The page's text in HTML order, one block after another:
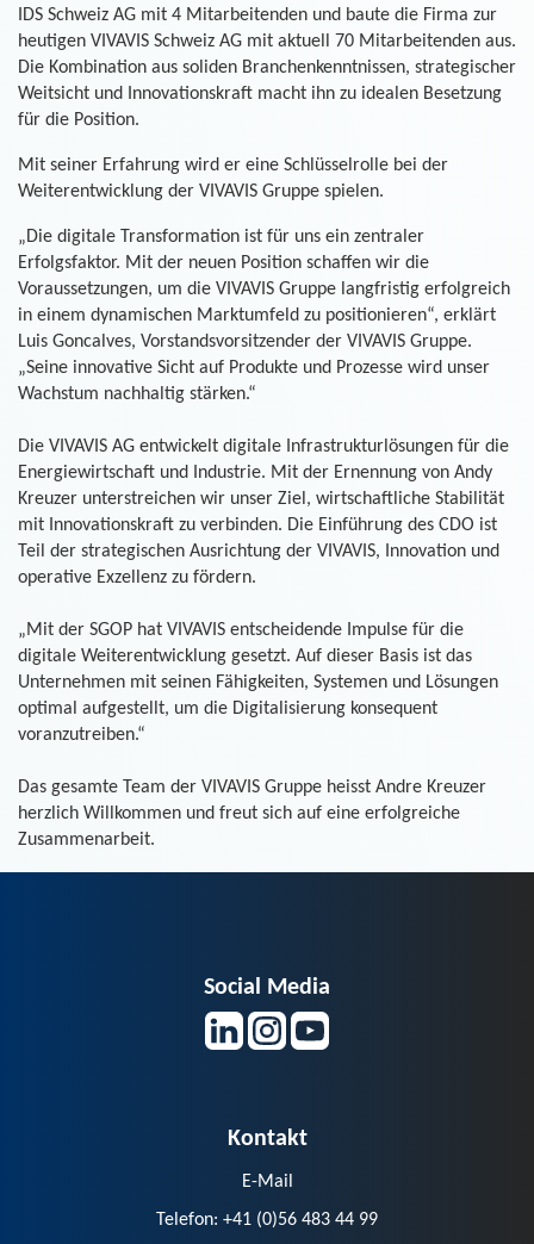
IDS Schweiz AG mit 4 Mitarbeitenden und baute die Firma zur
heutigen VIVAVIS Schweiz AG mit aktuell 70 Mitarbeitenden aus.
Die Kombination aus soliden Branchenkenntnissen, strategischer
Weitsicht und Innovationskraft macht ihn zu idealen Besetzung
für die Position.
Mit seiner Erfahrung wird er eine Schlüsselrolle bei der
Weiterentwicklung der VIVAVIS Gruppe spielen.
„Die digitale Transformation ist für uns ein zentraler
Erfolgsfaktor. Mit der neuen Position schaffen wir die
Voraussetzungen, um die VIVAVIS Gruppe langfristig erfolgreich
in einem dynamischen Marktumfeld zu positionieren“, erklärt
Luis Goncalves, Vorstandsvorsitzender der VIVAVIS Gruppe.
„Seine innovative Sicht auf Produkte und Prozesse wird unser
Wachstum nachhaltig stärken.“
Die VIVAVIS AG entwickelt digitale Infrastrukturlösungen für die
Energiewirtschaft und Industrie. Mit der Ernennung von Andy
Kreuzer unterstreichen wir unser Ziel, wirtschaftliche Stabilität
mit Innovationskraft zu verbinden. Die Einführung des CDO ist
Teil der strategischen Ausrichtung der VIVAVIS, Innovation und
operative Exzellenz zu fördern.
„Mit der SGOP hat VIVAVIS entscheidende Impulse für die
digitale Weiterentwicklung gesetzt. Auf dieser Basis ist das
Unternehmen mit seinen Fähigkeiten, Systemen und Lösungen
optimal aufgestellt, um die Digitalisierung konsequent
voranzutreiben.“
Das gesamte Team der VIVAVIS Gruppe heisst Andre Kreuzer
herzlich Willkommen und freut sich auf eine erfolgreiche
Zusammenarbeit.
Social Media
Kontakt
E-Mail
Telefon: +41 (0)56 483 44 99